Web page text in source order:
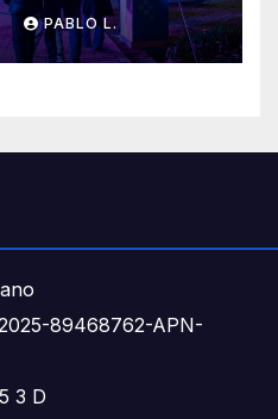
PABLO L.
89468762-APN-
3 D